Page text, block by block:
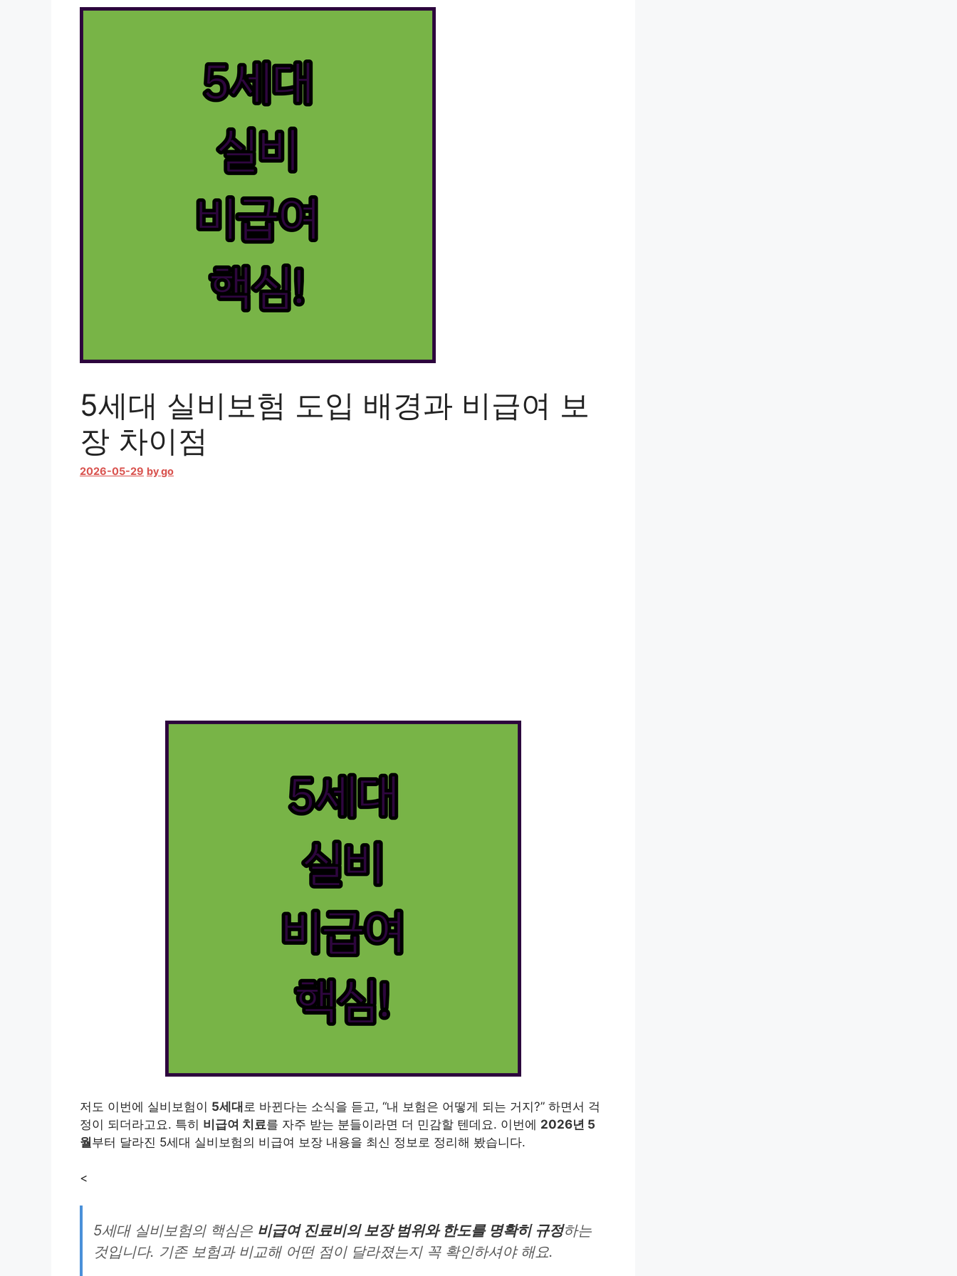
5세대 실비보험 도입 배경과 비급여 보
장 차이점
2026-05-29 bygo
저도 이번에 실비보험이 5세대 로 바뀐다는 소식을 듣고, “내 보험은 어떻게 되는 거지?” 하면서 걱
정이 되더라고요. 특히 비급여 치료를 자주 받는 분들이라면 더 민감할 텐데요. 이번에 2026년 5
월부터 달라진 5세대 실비보험의 비급여 보장 내용을 최신 정보로 정리해 봤습니다.
<
5세대 실비보험의 핵심은 비급여 진료비의 보장 범위와 한도를 명확히 규정하는
것입니다. 기존 보험과 비교해 어떤 점이 달라졌는지 꼭 확인하셔야 해요.